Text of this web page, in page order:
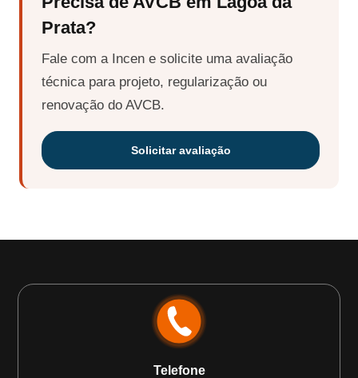
Prata?
Fale com a Incen e solicite uma avaliação
técnica para projeto, regularização ou
renovação do AVCB.
Solicitar avaliação
Telefone